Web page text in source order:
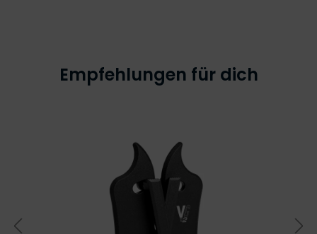
Empfehlungen für dich